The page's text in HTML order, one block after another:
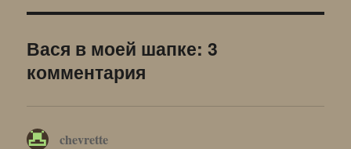
Вася в моей шапке: 3
комментария
chevrette